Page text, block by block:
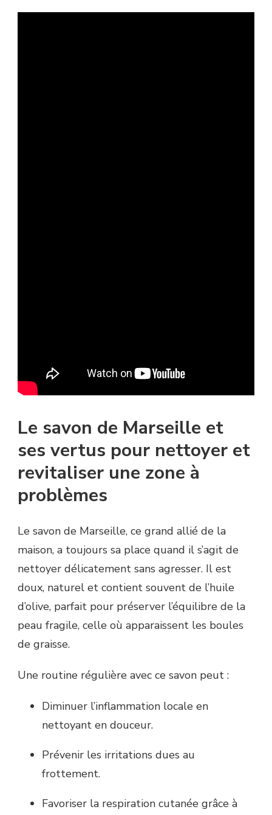
Le savon de Marseille et
ses vertus pour nettoyer et
revitaliser une zone à
problèmes
Le savon de Marseille, ce grand allié de la
maison, a toujours sa place quand il s’agit de
nettoyer délicatement sans agresser. Il est
doux, naturel et contient souvent de l’huile
d’olive, parfait pour préserver l’équilibre de la
peau fragile, celle où apparaissent les boules
de graisse.
Une routine régulière avec ce savon peut :
Diminuer l’inflammation locale en
nettoyant en douceur.
Prévenir les irritations dues au
frottement.
Favoriser la respiration cutanée grâce à